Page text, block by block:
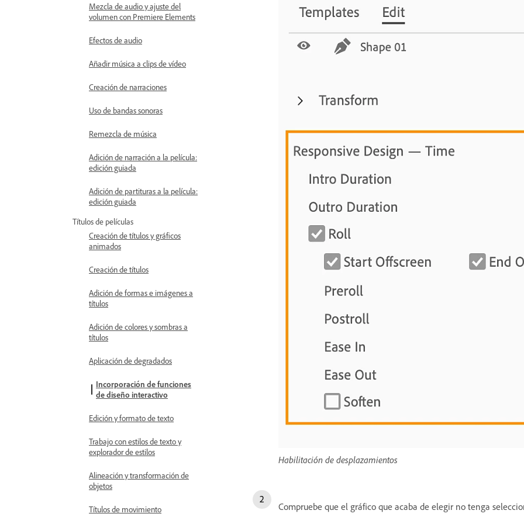
Mezcla de audio y ajuste del
volumen con Premiere Elements
Efectos de audio
Añadir música a clips de vídeo
Creación de narraciones
Uso de bandas sonoras
Remezcla de música
Adición de narración a la película:
edición guiada
Adición de partituras a la película:
edición guiada
Títulos de películas
Creación de títulos y gráficos
animados
Creación de títulos
Adición de formas e imágenes a
títulos
Adición de colores y sombras a
títulos
Aplicación de degradados
Incorporación de funciones
de diseño interactivo
Edición y formato de texto
Trabajo con estilos de texto y
explorador de estilos
Alineación y transformación de
objetos
Títulos de movimiento
Habilitación de desplazamientos
Compruebe que el gráfico que acaba de elegir no tenga